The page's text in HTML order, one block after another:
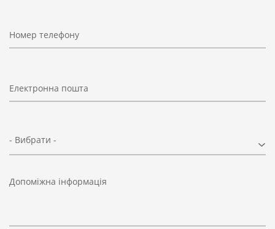
Номер телефону
Електронна пошта
- Вибрати -
Допоміжна інформація